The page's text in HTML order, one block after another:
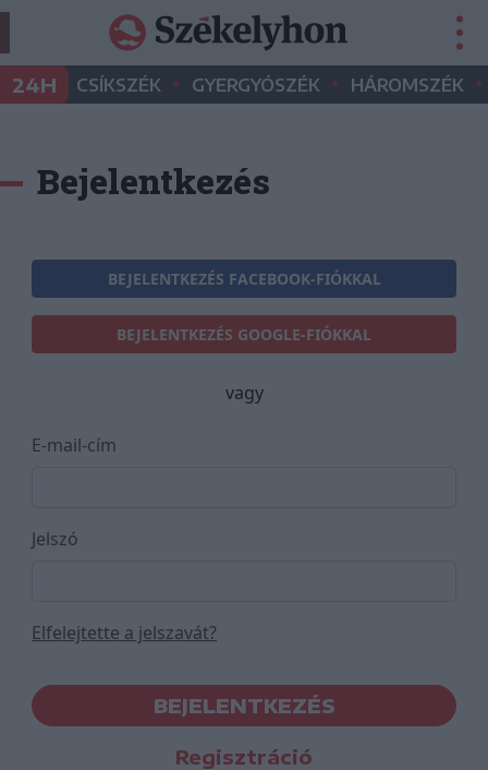
24H CSÍKSZÉK • GYERGYÓSZÉK • HÁROMSZÉK •
Bejelentkezés
BEJELENTKEZÉS FACEBOOK-FIÓKKAL
BEJELENTKEZÉS GOOGLE-FIÓKKAL
vagy
E-mail-cím
Jelszó
Elfelejtette a jelszavát?
BEJELENTKEZÉS
Regisztráció